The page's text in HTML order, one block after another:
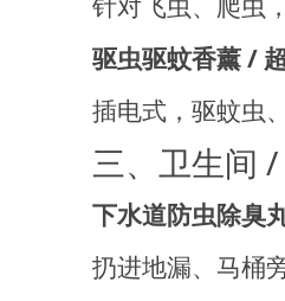
驱虫驱蚊香薰 /
插电式，驱蚊虫
三、卫生间
下水道防虫除臭
扔进地漏、马桶